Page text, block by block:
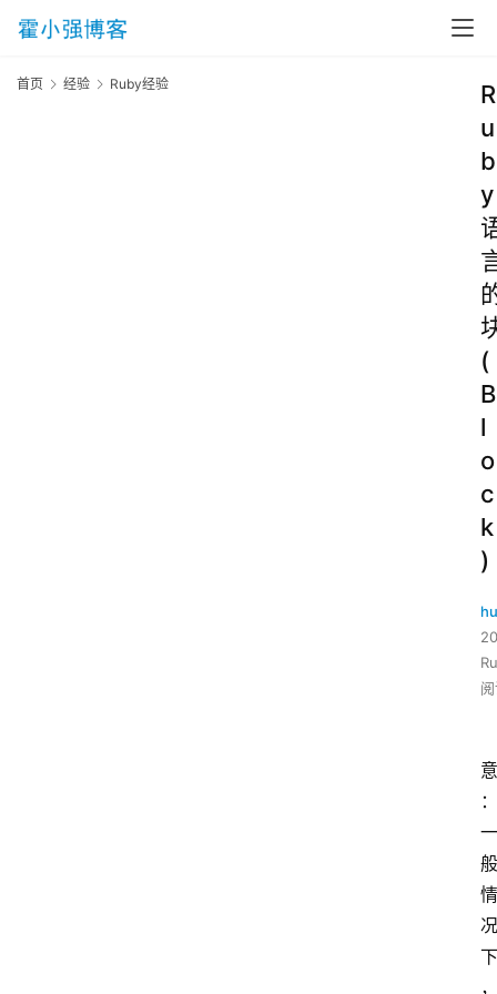
首页 经验 Ruby经验
R
u
b
y
(
B
l
o
c
k
)
意
：
一
般
情
况
下
，